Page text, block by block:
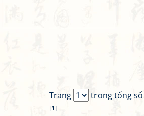
Trang trong tổng
[1]